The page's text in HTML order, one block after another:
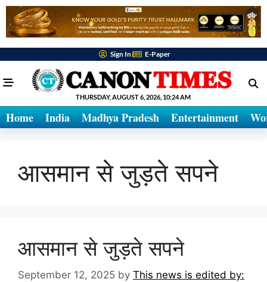
Sign In E-Paper
THURSDAY, AUGUST 6, 2026, 10:24 AM
Home India Madhya Pradesh Entertainment
आसमान से जुड़ते सपने
आसमान से जुड़ते सपने
September 12, 2025 by This news is edited by: